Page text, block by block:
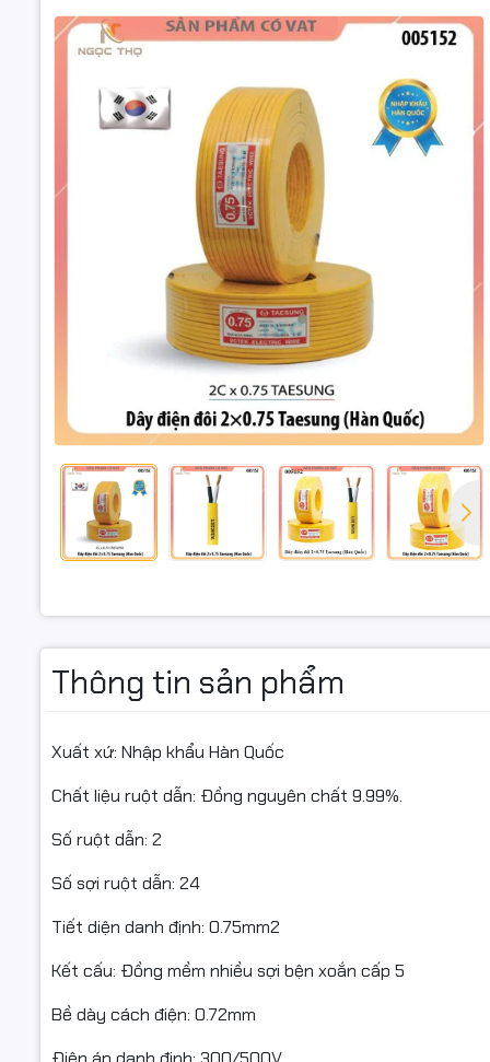
Thông tin sản phẩm
Xuất xứ: Nhập khẩu Hàn Quốc
Chất liệu ruột dẫn: Đồng nguyên chất 9.99%.
Số ruột dẫn: 2
Số sợi ruột dẫn: 24
Tiết diện danh định: 0.75mm2
Kết cấu: Đồng mềm nhiều sợi bện xoắn cấp 5
Bề dày cách điện: 0.72mm
Xuất xứ:
Chất liệu
Số ruột
Kết cấu:
Bề dày
Category:
2x0.75,
dây điện
điện